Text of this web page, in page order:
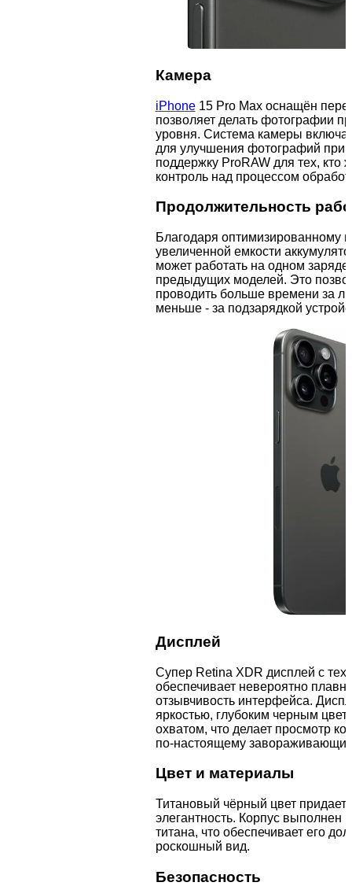
Камера
iPhone15 Pro Max оснащён
позволяет делать фотографии
уровня. Система камеры
для улучшения фотографий при
поддержку ProRAW для тех, кто
контроль над процессом
Продолжительность
Благодаря оптимизированному
увеличенной емкости
может работать на одном
предыдущих моделей. Это
проводить больше времени за
меньше - за подзарядкой
Дисплей
Супер Retina XDR дисплей с
обеспечивает невероятно
отзывчивость интерфейса.
яркостью, глубоким черным
охватом, что делает просмотр
по-настоящему
Цвет и материалы
Титановый чёрный цвет придает
элегантность. Корпус выполнен
титана, что обеспечивает его
роскошный вид.
Безопасность